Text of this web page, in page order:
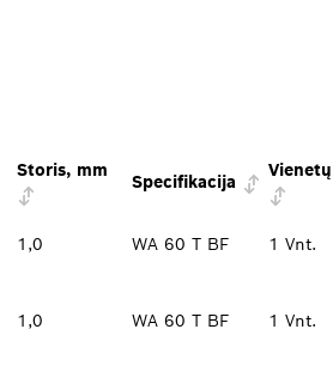
Storis, mm
Specifikacija
1,0 WA 60 T BF 1 Vnt.
1,0 WA 60 T BF 1 Vnt.